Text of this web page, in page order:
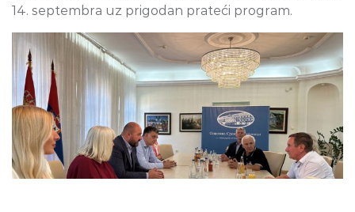
14. septembra uz prigodan prateći program.